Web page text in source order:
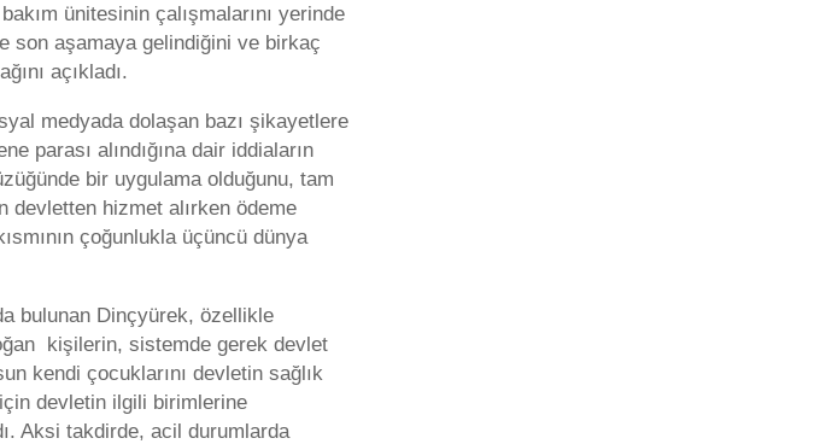
ünitesinin çalışmalarını yerinde
son aşamaya gelindiğini ve birkaç
açıkladı.
medyada dolaşan bazı şikayetlere
parası alındığına dair iddiaların
bir uygulama olduğunu, tam
devletten hizmet alırken ödeme
çoğunlukla üçüncü dünya
bulunan Dinçyürek, özellikle
kişilerin, sistemde gerek devlet
kendi çocuklarını devletin sağlık
devletin ilgili birimlerine
Aksi takdirde, acil durumlarda